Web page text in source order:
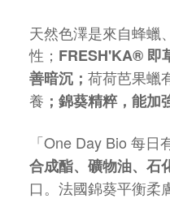
天然色澤是來自蜂蠟
性； FRESH'KA® 即
善暗沉； 荷荷芭果蠟
養 ；錦葵精粹，能
「One Day Bio 每日
合成酯、礦物油、石
口。法國錦葵平衡柔